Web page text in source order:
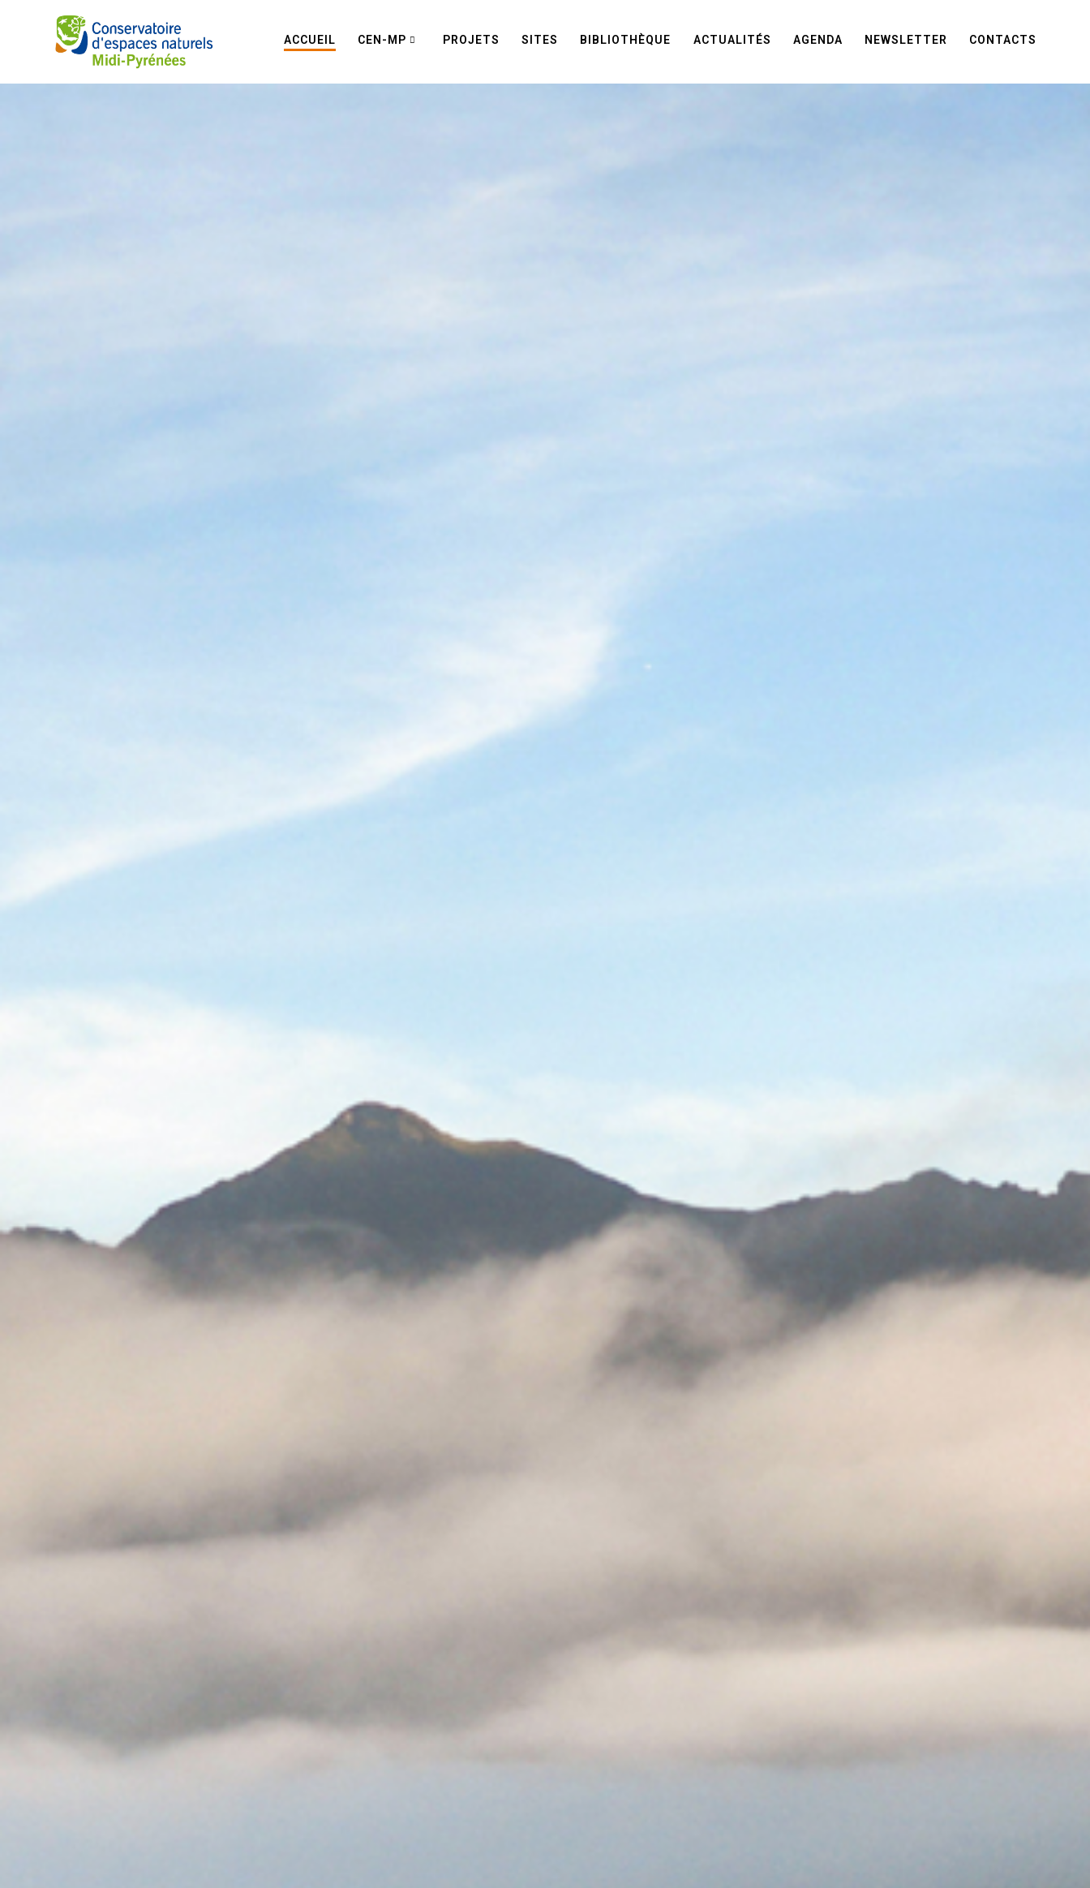
ACCUEIL CEN-MP PROJETS SITES BIBLIOTHÈQUE ACTUALITÉS AGENDA NEWSLETTER CONTACTS